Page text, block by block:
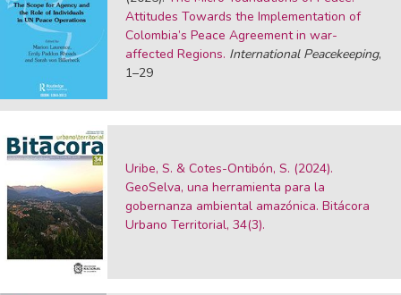
Attitudes Towards the Implementation of
Colombia’s Peace Agreement in war-
affected Regions. International Peacekeeping,
1–29
Uribe, S. & Cotes-Ontibón, S. (2024).
GeoSelva, una herramienta para la
gobernanza ambiental amazónica. Bitácora
Urbano Territorial, 34(3).